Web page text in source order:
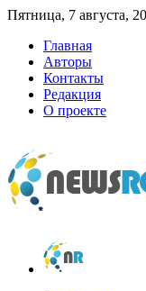
Пятница, 7 августа,
Главная
Авторы
Контакты
Редакция
О проекте
newsroom.su
Новости о новостях